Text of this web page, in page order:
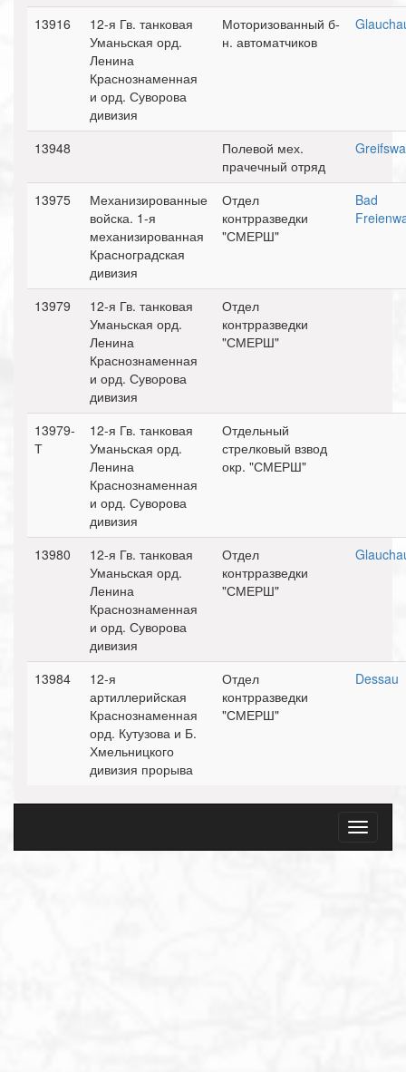
13916
12-я Гв. танковая
Уманьская орд.
Ленина
Краснознаменная
и орд. Суворова
дивизия
Моторизованный б-
н. автоматчиков
13948
Полевой мех.
прачечный отряд
13975
Механизированные
войска. 1-я
механизированная
Красноградская
дивизия
Отдел
контрразведки
"СМЕРШ"
Bad
13979
12-я Гв. танковая
Уманьская орд.
Ленина
Краснознаменная
и орд. Суворова
дивизия
Отдел
контрразведки
"СМЕРШ"
13979-
Т
12-я Гв. танковая
Уманьская орд.
Ленина
Краснознаменная
и орд. Суворова
дивизия
Отдельный
стрелковый взвод
окр. "СМЕРШ"
13980
12-я Гв. танковая
Уманьская орд.
Ленина
Краснознаменная
и орд. Суворова
дивизия
Отдел
контрразведки
"СМЕРШ"
13984
12-я
артиллерийская
Краснознаменная
орд. Кутузова и Б.
Хмельницкого
дивизия прорыва
Отдел
контрразведки
"СМЕРШ"
Dessau